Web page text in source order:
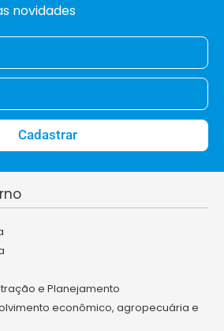
novidades
Cadastrar
e Planejamento
econômico, agropecuária e